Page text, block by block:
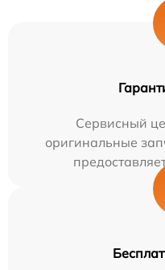
Сервисный
оригинальные